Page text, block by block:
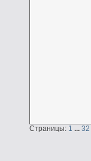
Страницы: 1 ... 32